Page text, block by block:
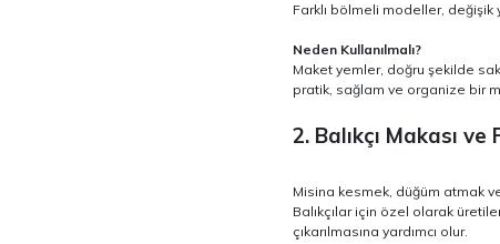
Farklı bölmeli modeller, değişik
Neden Kullanılmalı?
Maket yemler, doğru şekilde
pratik, sağlam ve organize bir
2. Balıkçı Makası
Misina kesmek, düğüm atmak
Balıkçılar için özel olarak
çıkarılmasına yardımcı olur.